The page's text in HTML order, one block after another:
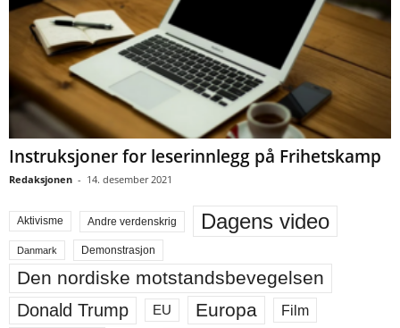
Instruksjoner for leserinnlegg på Frihetskamp
Redaksjonen - 14. desember 2021
Aktivisme Andre verdenskrig Dagens video
Danmark Demonstrasjon
Den nordiske motstandsbevegelsen
Donald Trump EU Europa Film